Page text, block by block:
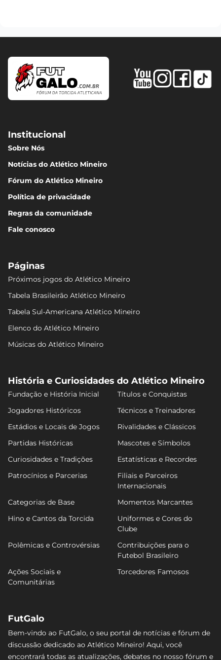
Institucional
Sobre Nós
Notícias do Atlético Mineiro
Fórum do Atlético Mineiro
Política de privacidade
Regras da comunidade
Fale conosco
Páginas
Próximos jogos do Atlético Mineiro
Tabela Brasileirão Atlético Mineiro
Tabela Sul-Americana Atlético Mineiro
Elenco do Atlético Mineiro
Músicas do Atlético Mineiro
História e Curiosidades do Atlético Mineiro
Fundação e História Inicial
Títulos e Conquistas
Jogadores Históricos
Técnicos e Treinadores
Estádios e Locais de Jogos
Rivalidades e Clássicos
Partidas Históricas
Mascotes e Símbolos
Curiosidades e Tradições
Estatísticas e Recordes
Patrocínios e Parcerias
Filiais e Parceiros
Internacionais
Categorias de Base
Momentos Marcantes
Hino e Cantos da Torcida
Uniformes e Cores do
Clube
Polêmicas e Controvérsias
Contribuições para o
Futebol Brasileiro
Ações Sociais e
Comunitárias
Torcedores Famosos
FutGalo
Bem-vindo ao FutGalo, o seu portal de notícias e fórum de
discussão dedicado ao Atlético Mineiro! Aqui, você
encontrará todas as atualizações, debates no nosso fórum e